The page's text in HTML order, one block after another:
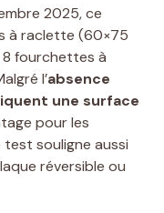
2025, ce
à raclette (60×75
8 fourchettes à
l’absence
une surface
pour les
souligne aussi
réversible ou